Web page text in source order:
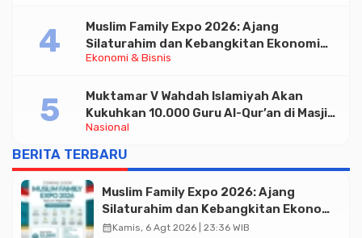
Ekonomi & Bisnis
Muslim Family Expo 2026: Ajang
Silaturahim dan Kebangkitan Ekonomi
Halal di Jakarta
Nasional
Muktamar V Wahdah Islamiyah Akan
Kukuhkan 10.000 Guru Al-Qur’an di Masjid
Istiqlal
BERITA TERBARU
Muslim Family Expo 2026: Ajang
Silaturahim dan Kebangkitan Ekonomi
Halal di Jakarta
calendar_monthKamis, 6 Agt 2026 | 23:36 WIB